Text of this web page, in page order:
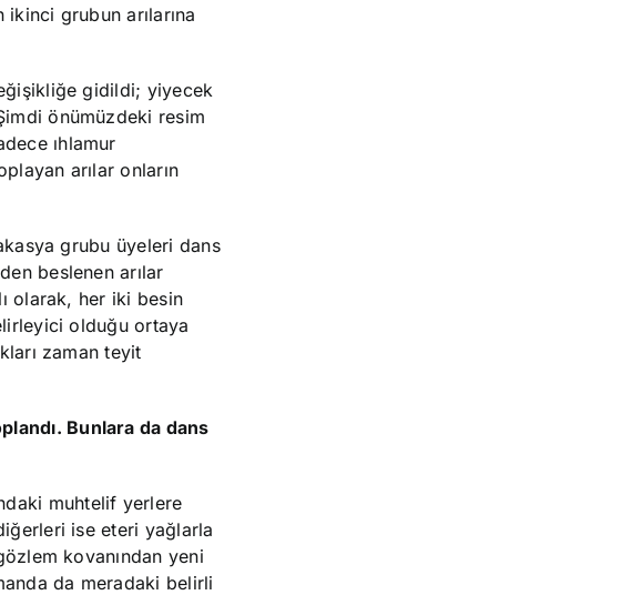
grubun arılarına
gidildi; yiyecek
önümüzdeki resim
ıhlamur
arılar onların
grubu üyeleri dans
beslenen arılar
olarak, her iki besin
olduğu ortaya
zaman teyit
Bunlara da dans
muhtelif yerlere
ise eteri yağlarla
kovanından yeni
da meradaki belirli